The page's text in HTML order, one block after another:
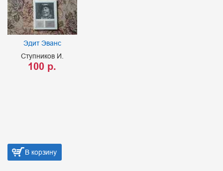
Эдит Эванс
Ступников И.
100 р.
В корзину